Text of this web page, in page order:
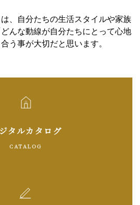
、自分たちの生活スタイルや家族
んな動線が自分たちにとって心地
う事が大切だと思います。
タルカタログ
CATALOG